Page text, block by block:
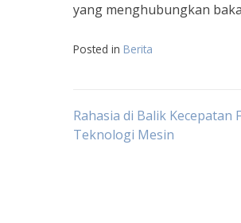
yang menghubungkan
Posted in Berita
Navigasi
Rahasia di Balik Kecepatan
Teknologi Mesin